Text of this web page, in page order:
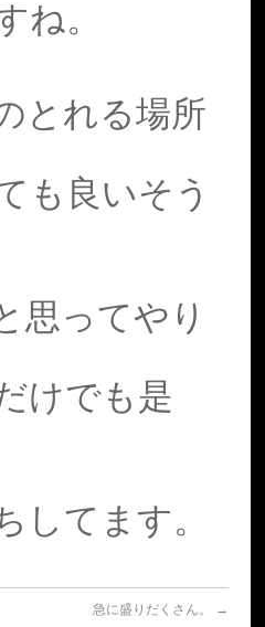
ね。
とれる場所
も良いそう
思ってやり
けでも是
してます。
急に盛りだくさん。 →